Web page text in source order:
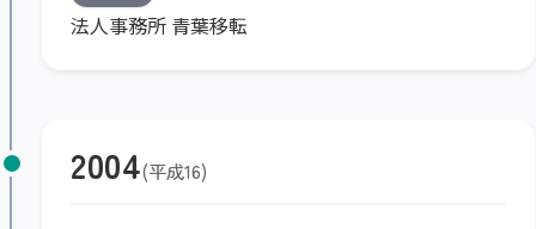
法人事務所 青葉移転
2004 平成16